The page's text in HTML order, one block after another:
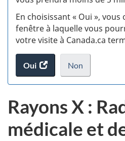
En choisissant « Oui »,
fenêtre à laquelle vous
votre visite à Canada.ca
Oui
accéder
au
Non
je
veux
pas
participer
au
.
Rayons X :
médicale et